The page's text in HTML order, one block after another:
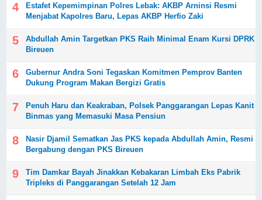
Estafet Kepemimpinan Polres Lebak: AKBP Arninsi Resmi
Menjabat Kapolres Baru, Lepas AKBP Herfio Zaki
Abdullah Amin Targetkan PKS Raih Minimal Enam Kursi DPRK
Bireuen
Gubernur Andra Soni Tegaskan Komitmen Pemprov Banten
Dukung Program Makan Bergizi Gratis
Penuh Haru dan Keakraban, Polsek Panggarangan Lepas Kanit
Binmas yang Memasuki Masa Pensiun
Nasir Djamil Sematkan Jas PKS kepada Abdullah Amin, Resmi
Bergabung dengan PKS Bireuen
Tim Damkar Bayah Jinakkan Kebakaran Limbah Eks Pabrik
Tripleks di Panggarangan Setelah 12 Jam